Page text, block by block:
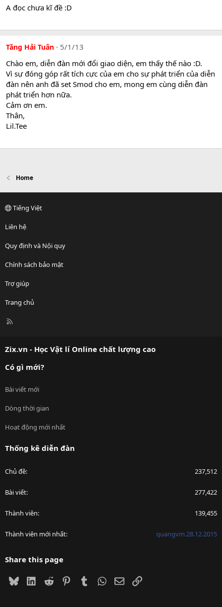
:
A đọc chưa kĩ đề :D
Tăng Hải Tuân
5/1/13
Chào em, diễn đàn mới đổi giao diện, em thấy thế nào :D.
Vì sự đóng góp rất tích cực của em cho sự phát triển của diễn
đàn nên anh đã set Smod cho em, mong em cùng diễn đàn
phát triển hơn nữa.
Cảm ơn em.
Thân,
Lil.Tee
Home
Tiếng Việt
Liên hệ
Quy định và Nội quy
Chính sách bảo mật
Trợ giúp
Trang chủ
R
Zix.vn - Học Vật lí Online chất lượng cao
Có gì mới?
Bài viết mới
Dòng thời gian
Hoạt động mới nhất
Thống kê diễn đàn
Chủ đề 237,512
Bài viết 277,422
Thành viên 139,455
Thành viên mới nhất quangvm.28.12.2015
Share this page
BlueskyLinkedIn
Reddit PinterestTumblrWhatsApp
EmailLink